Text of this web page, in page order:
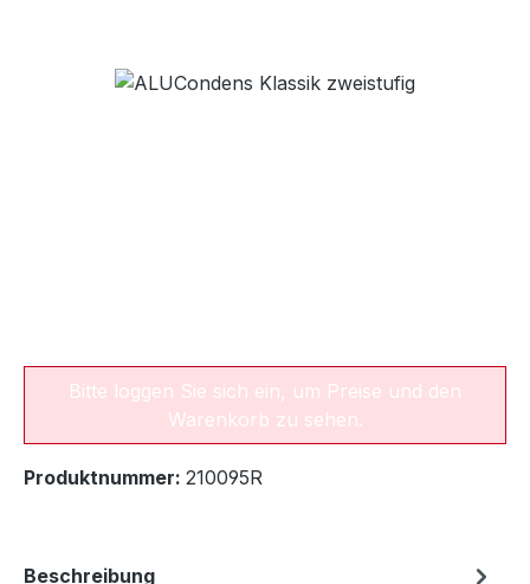
Bildergalerie überspringen
Bitte loggen Sie sich ein, um Preise und den
Warenkorb zu sehen.
Produktnummer: 210095R
Beschreibung